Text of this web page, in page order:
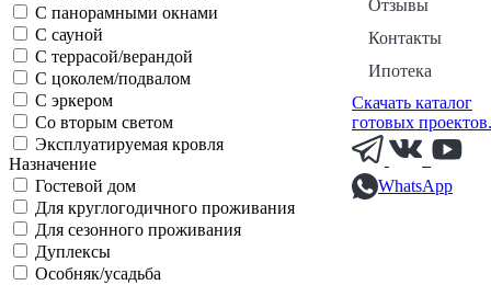
Отзывы
Контакты
Ипотека
Скачать каталог
готовых
WhatsApp
С панорамными окнами
С сауной
С террасой/верандой
С цоколем/подвалом
С эркером
Со вторым светом
Эксплуатируемая кровля
Назначение
Гостевой дом
Для круглогодичного проживания
Для сезонного проживания
Дуплексы
Особняк/усадьба